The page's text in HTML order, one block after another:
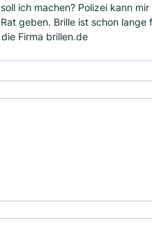
ich machen? Polizei kann
geben. Brille ist schon lange
Firma brillen.de